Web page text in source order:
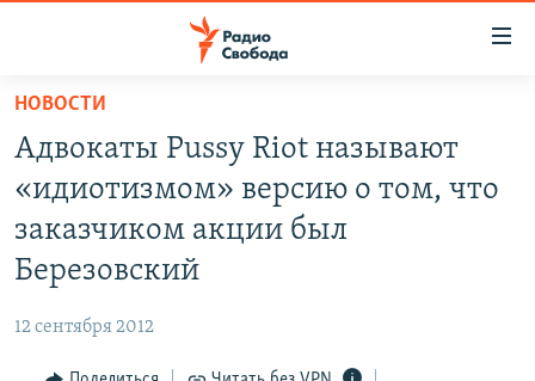
упрощенного
доступа
основному
содержанию
Вернутся
ПОДКАСТЫ
ЦИТАТЫ СВОБОДЫ
КУЛЬТУРА
НОВОСТИ
Адвокаты Pussy Riot называют
«идиотизмом» версию о том, что
заказчиком акции был
Березовский
12 сентября 2012